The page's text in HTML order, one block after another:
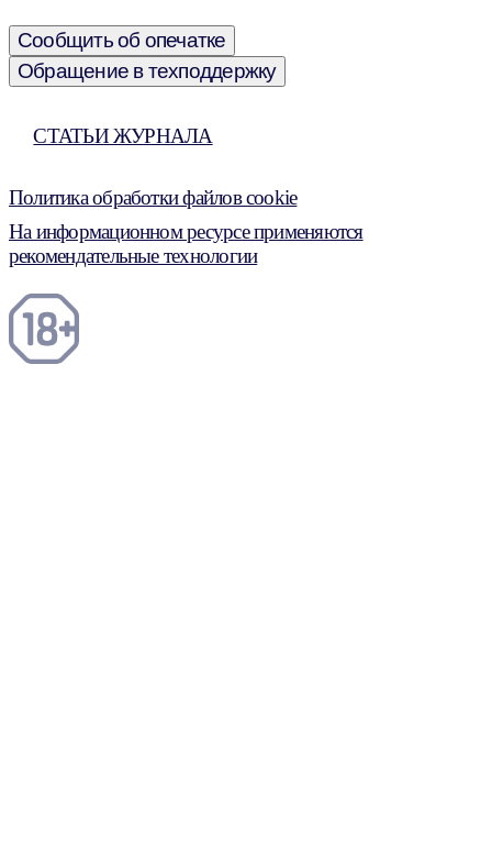
Сообщить об опечатке
Обращение в техподдержку
СТАТЬИ ЖУРНАЛА
Политика обработки файлов cookie
На информационном ресурсе применяются
рекомендательные технологии